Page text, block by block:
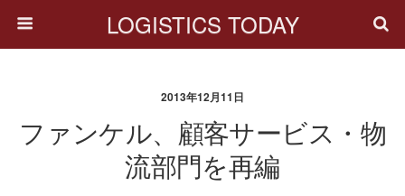
LOGISTICS TODAY
2013年12月11日
ファンケル、顧客サービス・物
流部門を再編